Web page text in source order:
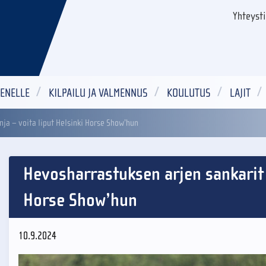
KILPAILU JA VALMENNUS KOULUTUS LAJIT
– voita liput Helsinki Horse Show’hun
Hevosharrastuksen arjen
Horse Show’hun
10.9.2024